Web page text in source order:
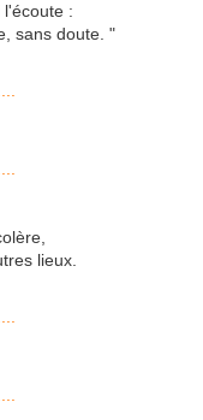
l'écoute :
sans doute. "
lieux.